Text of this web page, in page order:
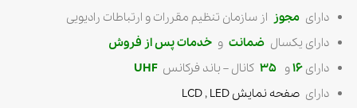
دارای مجوز از سازمان تنظیم مقررات و ارتباطات رادیویی
دارای یکسال ضمانت و خدمات پس از فروش
دارای 16و 35 کانال – باند فرکانسUHF
دارای صفحه نمایش LCD , LED